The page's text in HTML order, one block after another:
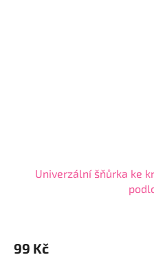
Univerzální šňůrka ke
produktu
je
99 Kč